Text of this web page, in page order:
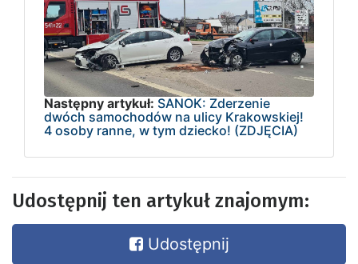
Następny artykuł: SANOK: Zderzenie
dwóch samochodów na ulicy Krakowskiej!
4 osoby ranne, w tym dziecko! (ZDJĘCIA)
Udostępnij ten artykuł znajomym:
Udostępnij